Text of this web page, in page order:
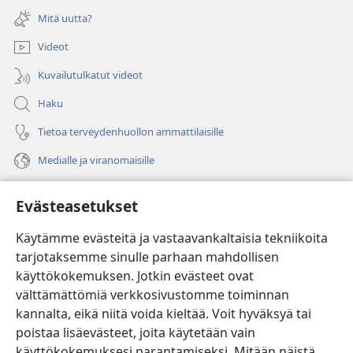
Evästeasetukset
Käytämme evästeitä ja vastaavankaltaisia tekniikoita
tarjotaksemme sinulle parhaan mahdollisen
käyttökokemuksen. Jotkin evästeet ovat
välttämättömiä verkkosivustomme toiminnan
kannalta, eikä niitä voida kieltää. Voit hyväksyä tai
poistaa lisäevästeet, joita käytetään vain
uuden
ikkunan)
Mitä uutta?
Videot
Kuvailutulkatut videot
Haku
Tietoa terveydenhuollon ammattilaisille
Medialle ja viranomaisille
(avaa
uuden
ikkunan)Vartiotornin VERKKOKIRJASTO
(avaa
uuden
ikkunan)JW Hub ®
(avaa
uuden
ikkunan)
®